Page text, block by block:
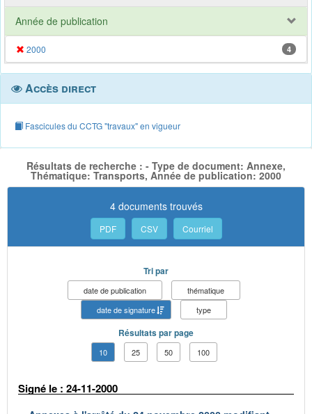
Année de publication
2000 4
Accès direct
Fascicules du CCTG "travaux" en vigueur
Résultats de recherche : - Type de document: Annexe,
Thématique: Transports, Année de publication: 2000
4 documents trouvés
PDF CSV Courriel
Tri par
date de publication
thématique
date de signature
type
Résultats par page
10 25 50 100
Signé le : 24-11-2000